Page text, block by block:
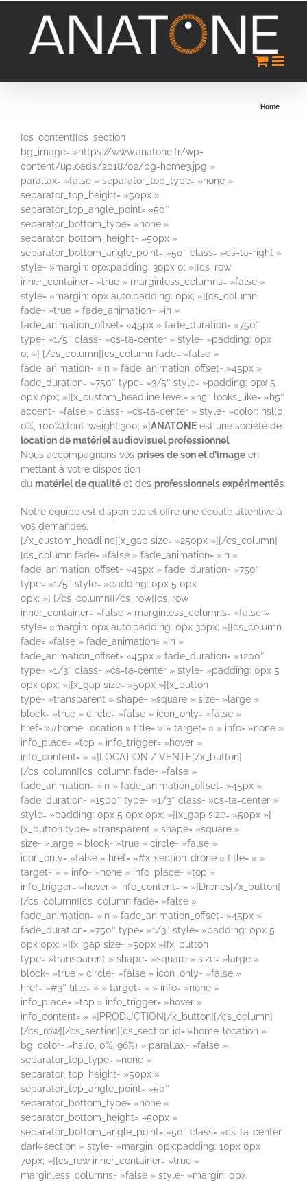
Home
[cs_content][cs_section
bg_image= »https://www.anatone.fr/wp-
content/uploads/2018/02/bg-home3.jpg »
parallax= »false » separator_top_type= »none »
separator_top_height= »50px »
separator_top_angle_point= »50″
separator_bottom_type= »none »
separator_bottom_height= »50px »
separator_bottom_angle_point= »50″ class= »cs-ta-right »
style= »margin: 0px;padding: 30px 0; »][cs_row
inner_container= »true » marginless_columns= »false »
style= »margin: 0px auto;padding: 0px; »][cs_column
fade= »true » fade_animation= »in »
fade_animation_offset= »45px » fade_duration= »750″
type= »1/5″ class= »cs-ta-center » style= »padding: 0px
0; »] [/cs_column][cs_column fade= »false »
fade_animation= »in » fade_animation_offset= »45px »
fade_duration= »750″ type= »3/5″ style= »padding: 0px 5
0px 0px; »][x_custom_headline level= »h5″ looks_like= »h5″
accent= »false » class= »cs-ta-center » style= »color: hsl(0,
0%, 100%);font-weight:300; »]ANATONE est une société de
location de matériel audiovisuel professionnel.
Nous accompagnons vos prises de son et d’image en
mettant à votre disposition
du matériel de qualité et des professionnels expérimentés.
Notre équipe est disponible et offre une écoute attentive à
vos demandes.
[/x_custom_headline][x_gap size= »250px »][/cs_column]
[cs_column fade= »false » fade_animation= »in »
fade_animation_offset= »45px » fade_duration= »750″
type= »1/5″ style= »padding: 0px 5 0px
0px; »] [/cs_column][/cs_row][cs_row
inner_container= »false » marginless_columns= »false »
style= »margin: 0px auto;padding: 0px 30px; »][cs_column
fade= »false » fade_animation= »in »
fade_animation_offset= »45px » fade_duration= »1200″
type= »1/3″ class= »cs-ta-center » style= »padding: 0px 5
0px 0px; »][x_gap size= »50px »][x_button
type= »transparent » shape= »square » size= »large »
block= »true » circle= »false » icon_only= »false »
href= »#home-location » title= » » target= » » info= »none »
info_place= »top » info_trigger= »hover »
info_content= » »]LOCATION / VENTE[/x_button]
[/cs_column][cs_column fade= »false »
fade_animation= »in » fade_animation_offset= »45px »
fade_duration= »1500″ type= »1/3″ class= »cs-ta-center »
style= »padding: 0px 5 0px 0px; »][x_gap size= »50px »]
[x_button type= »transparent » shape= »square »
size= »large » block= »true » circle= »false »
icon_only= »false » href= »#x-section-drone » title= » »
target= » » info= »none » info_place= »top »
info_trigger= »hover » info_content= » »]Drones[/x_button]
[/cs_column][cs_column fade= »false »
fade_animation= »in » fade_animation_offset= »45px »
fade_duration= »750″ type= »1/3″ style= »padding: 0px 5
0px 0px; »][x_gap size= »50px »][x_button
type= »transparent » shape= »square » size= »large »
block= »true » circle= »false » icon_only= »false »
href= »#3″ title= » » target= » » info= »none »
info_place= »top » info_trigger= »hover »
info_content= » »]PRODUCTION[/x_button][/cs_column]
[/cs_row][/cs_section][cs_section id= »home-location »
bg_color= »hsl(0, 0%, 96%) » parallax= »false »
separator_top_type= »none »
separator_top_height= »50px »
separator_top_angle_point= »50″
separator_bottom_type= »none »
separator_bottom_height= »50px »
separator_bottom_angle_point= »50″ class= »cs-ta-center
dark-section » style= »margin: 0px;padding: 10px 0px
70px; »][cs_row inner_container= »true »
marginless_columns= »false » style= »margin: 0px